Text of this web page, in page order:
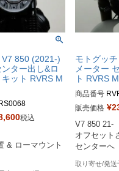
V7 850 (2021-)
ンター出し&ロ
ット RVRS M
税込
& ローマウント
モトグッ
メーター
ト RVRS
商品番号
販売価格 ¥
V7 850 21-
オフセット